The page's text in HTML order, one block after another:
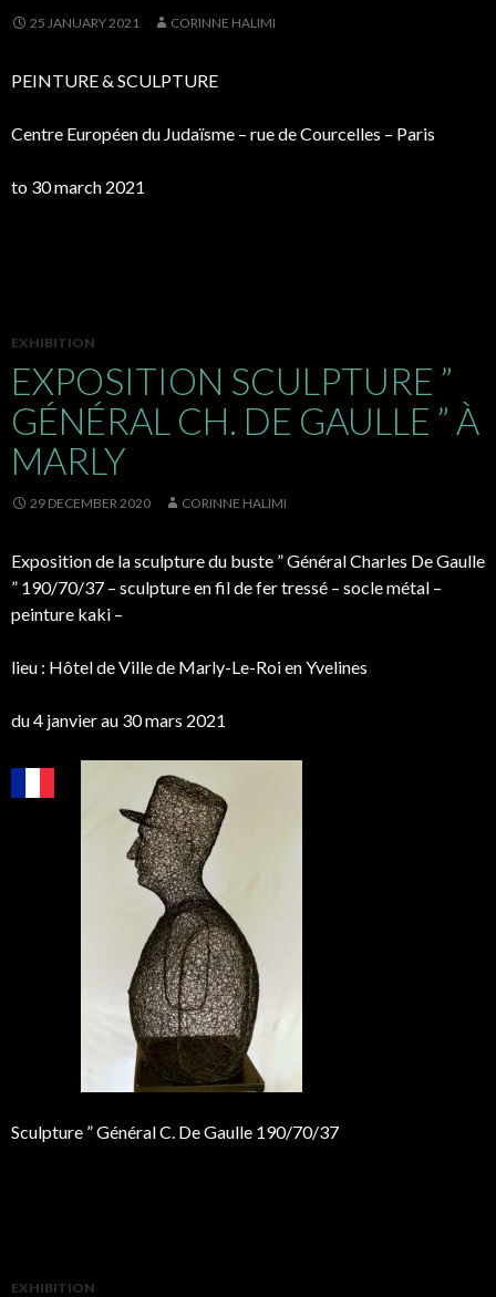
25 JANUARY 2021 CORINNE HALIMI
PEINTURE & SCULPTURE
Centre Européen du Judaïsme – rue de Courcelles – Paris
to 30 march 2021
EXHIBITION
EXPOSITION SCULPTURE ”
GÉNÉRAL CH. DE GAULLE ” À
MARLY
29 DECEMBER 2020 CORINNE HALIMI
Exposition de la sculpture du buste ” Général Charles De Gaulle
” 190/70/37 – sculpture en fil de fer tressé – socle métal –
peinture kaki –
lieu : Hôtel de Ville de Marly-Le-Roi en Yvelines
du 4 janvier au 30 mars 2021
Sculpture ” Général C. De Gaulle 190/70/37
EXHIBITION